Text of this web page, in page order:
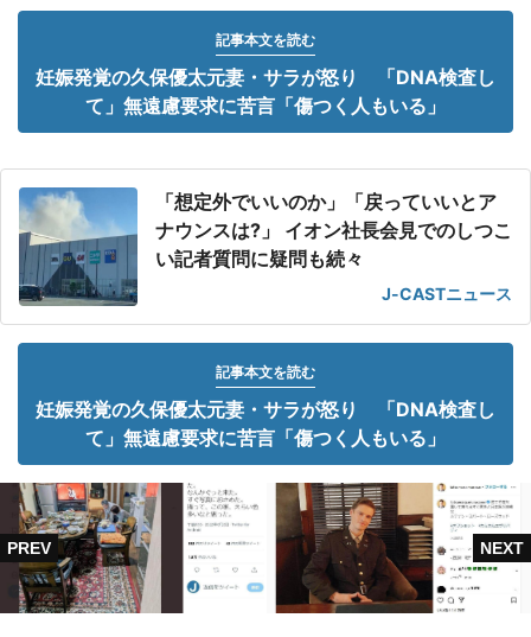
記事本文を読む
妊娠発覚の久保優太元妻・サラが怒り 「DNA検査し
て」無遠慮要求に苦言「傷つく人もいる」
「想定外でいいのか」「戻っていいとア
ナウンスは?」 イオン社長会見でのしつこ
い記者質問に疑問も続々
J-CASTニュース
記事本文を読む
妊娠発覚の久保優太元妻・サラが怒り 「DNA検査し
て」無遠慮要求に苦言「傷つく人もいる」